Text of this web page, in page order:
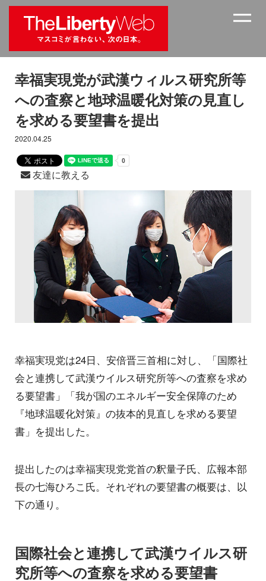
幸福実現党が武漢ウィルス研究所等
への査察と地球温暖化対策の見直し
を求める要望書を提出
2020.04.25
友達に教える
幸福実現党は24日、安倍晋三首相に対し、「国際社
会と連携して武漢ウイルス研究所等への査察を求め
る要望書」「我が国のエネルギー安全保障のため
『地球温暖化対策』の抜本的見直しを求める要望
書」を提出した。
提出したのは幸福実現党党首の釈量子氏、広報本部
長の七海ひろこ氏。それぞれの要望書の概要は、以
下の通り。
国際社会と連携して武漢ウイルス研
究所等への査察を求める要望書